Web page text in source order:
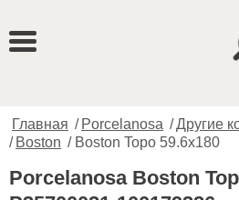
Главная / Porcelanosa /Другие
/ Boston / Boston Topo 59.6x180
Porcelanosa Boston